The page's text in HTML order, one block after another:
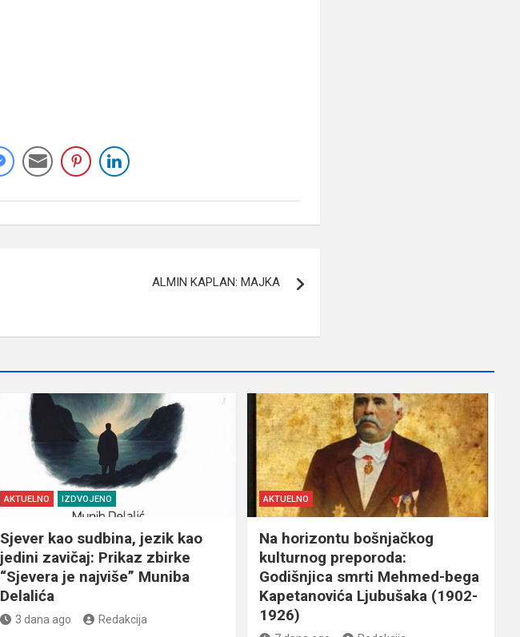
ALMIN KAPLAN: MAJKA
AKTUELNO IZDVOJENO
Sjever kao sudbina, jezik kao
jedini zavičaj: Prikaz zbirke
“Sjevera je najviše” Muniba
Delalića
3 dana ago Redakcija
AKTUELNO
Na horizontu bošnjačkog
kulturnog preporoda:
Godišnjica smrti Mehmed-bega
Kapetanovića Ljubušaka (1902-
1926)